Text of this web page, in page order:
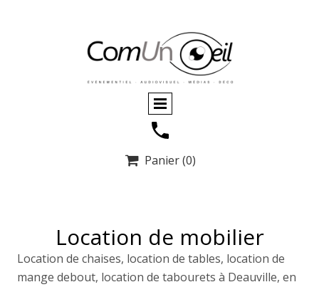
 Panier(0)
Location de mobilier
Location de chaises, location de tables, location de
mange debout, location de tabourets à Deauville, en